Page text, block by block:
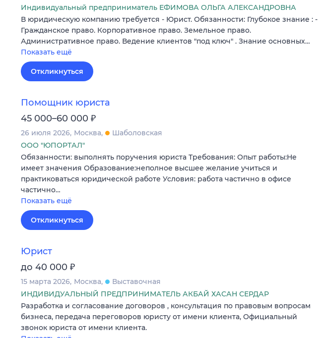
Индивидуальный предприниматель ЕФИМОВА ОЛЬГА АЛЕКСАНДРОВНА
В юридическую компанию требуется - Юрист. Обязанности: Глубокое знание : -
Гражданское право. Корпоративное право. Земельное право.
Административное право. Ведение клиентов "под ключ" . Знание основных…
Показать ещё
Откликнуться
Помощник юриста
45 000–60 000 ₽
26 июля 2026 Москва
Шаболовская
ООО "ЮПОРТАЛ"
Обязанности: выполнять поручения юриста Требования: Опыт работы:Не
имеет значения Образование:неполное высшее желание учиться и
практиковаться юридической работе Условия: работа частично в офисе
частично…
Показать ещё
Откликнуться
Юрист
до 40 000 ₽
15 марта 2026 Москва
Выставочная
ИНДИВИДУАЛЬНЫЙ ПРЕДПРИНИМАТЕЛЬ АКБАЙ ХАСАН СЕРДАР
Разработка и согласование договоров , консультация по правовым вопросам
бизнеса, передача переговоров юристу от имени клиента, Официальный
звонок юриста от имени клиента.